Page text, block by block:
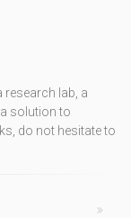
research lab, a
solution to
do not hesitate to